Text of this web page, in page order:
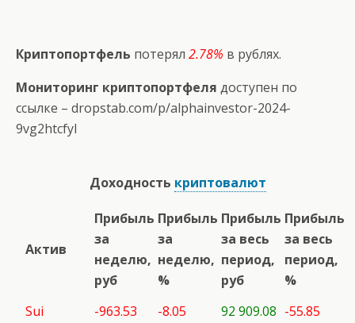
Криптопортфель потерял 2.78% в рублях.
Мониторинг криптопортфеля доступен по
ссылке – dropstab.com/p/alphainvestor-2024-
9vg2htcfyl
Доходность криптовалют
Актив
Прибыль
за
неделю,
руб
Прибыль
за
неделю,
%
Прибыль
за весь
период,
руб
Прибыль
за весь
период,
%
Sui
-963.53 -8.05 92 909.08 -55.85